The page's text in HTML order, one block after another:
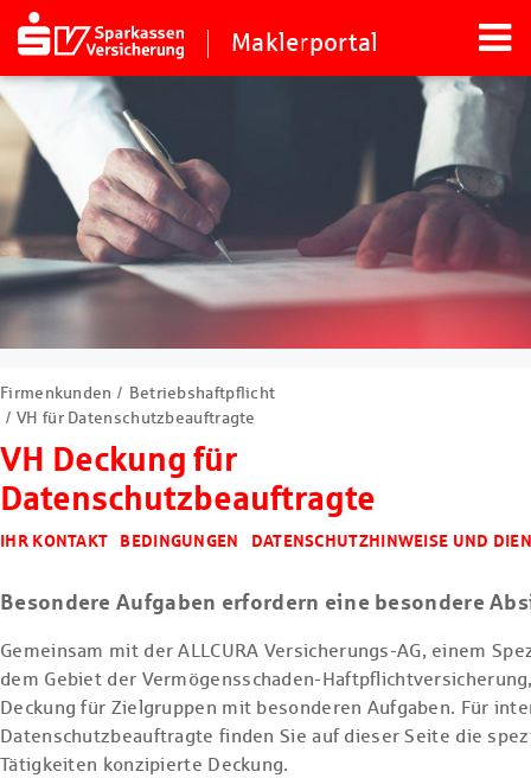
Maklerportal
Firmenkunden
Betriebshaftpflicht
VH für Datenschutzbeauftragte
VH Deckung für
Datenschutzbeauftragte
IHR KONTAKT BEDINGUNGEN DATENSCHUTZHINWEISE UND
Besondere Aufgaben erfordern eine besondere
Gemeinsam mit der ALLCURA Versicherungs-AG, einem
dem Gebiet der Vermögensschaden-
Deckung für Zielgruppen mit besonderen Aufgaben. Für
Datenschutzbeauftragte finden Sie auf dieser Seite die
Tätigkeiten konzipierte Deckung.